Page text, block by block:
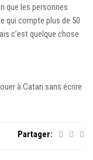
que les personnes
qui compte plus de 50
c’est quelque chose
à Catan sans écrire
Partager: